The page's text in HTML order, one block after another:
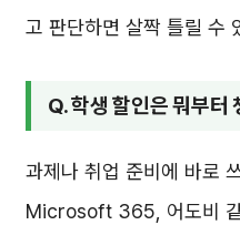
고 판단하면 살짝 틀릴 수
Q. 학생 할인은 뭐부터
과제나 취업 준비에 바로
Microsoft 365, 어도비 같